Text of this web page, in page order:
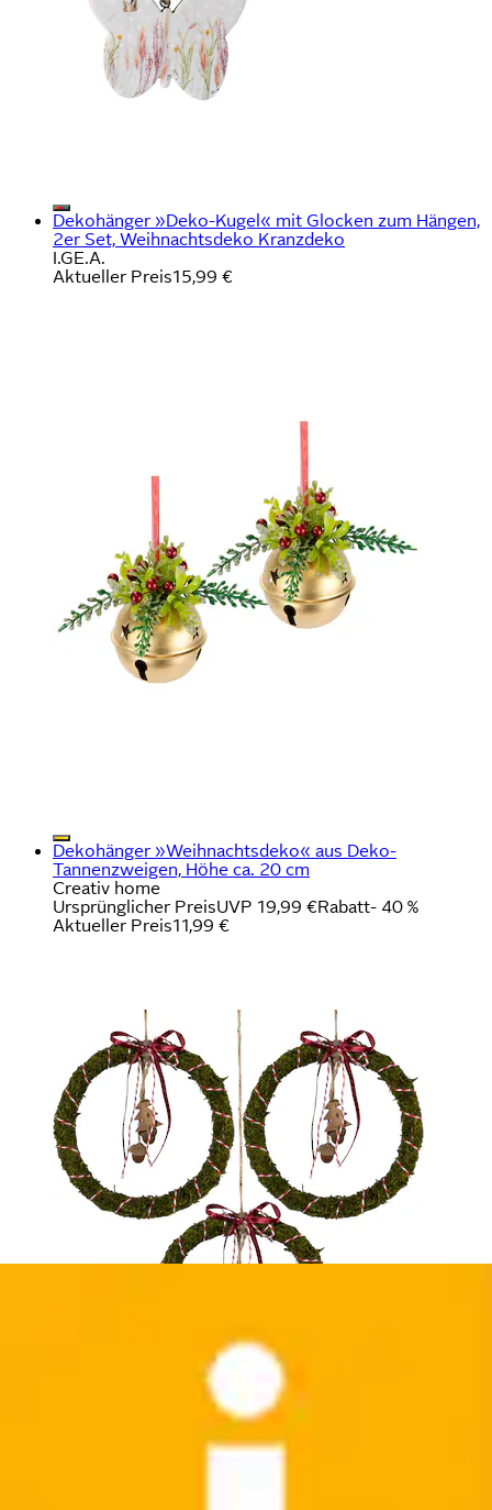
Dekohänger »Deko-Kugel« mit Glocken zum Hängen,
2er Set, Weihnachtsdeko Kranzdeko
I.GE.A.
Aktueller Preis15,99 €
Dekohänger »Weihnachtsdeko« aus Deko-
Tannenzweigen, Höhe ca. 20 cm
Creativ home
Ursprünglicher PreisUVP 19,99 €Rabatt- 40 %
Aktueller Preis11,99 €